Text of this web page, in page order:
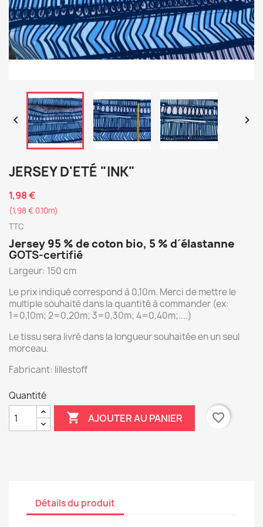
 
JERSEY D'ETÉ "INK"
1,98 €
(1,98 € 0.10m)
TTC
Jersey 95 % de coton bio, 5 % d´élastanne
GOTS-certifié
Largeur: 150 cm
Le prix indiqué correspond à 0,10m. Merci de mettre le
multiple souhaité dans la quantité à commander (ex:
1=0,10m; 2=0,20m; 3=0,30m; 4=0,40m;....)
Le tissu sera livré dans la longueur souhaitée en un seul
morceau.
Fabricant: lillestoff
Quantité
 AJOUTER AU PANIER favorite_border
Détails du produit